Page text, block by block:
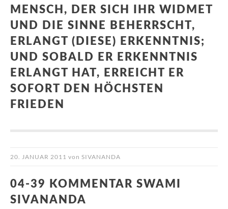
MENSCH, DER SICH IHR WIDMET
UND DIE SINNE BEHERRSCHT,
ERLANGT (DIESE) ERKENNTNIS;
UND SOBALD ER ERKENNTNIS
ERLANGT HAT, ERREICHT ER
SOFORT DEN HÖCHSTEN
FRIEDEN
20. JANUAR 2011 von SIVANANDA
04-39 KOMMENTAR SWAMI
SIVANANDA